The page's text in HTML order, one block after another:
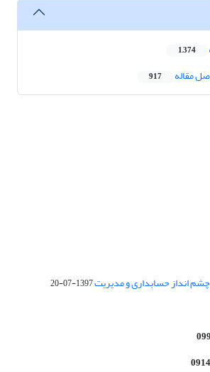
1,374
مقاله 917
انداز حسابداری و مدیریت1397-07-20